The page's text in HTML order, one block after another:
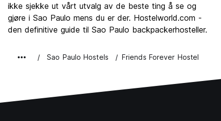
ikke sjekke ut vårt utvalg av de beste ting å se og
gjøre i Sao Paulo mens du er der. Hostelworld.com -
den definitive guide til Sao Paulo backpackerhosteller.
Sao Paulo Hostels Friends Forever Hostel